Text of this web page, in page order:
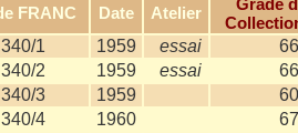
FRANC Date Atelier
Grade
340/1
1959 essai
66
340/2
1959 essai
66
340/3
1959
60
340/4
1960
67